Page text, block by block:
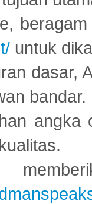
untuk
dasar,
bandar.